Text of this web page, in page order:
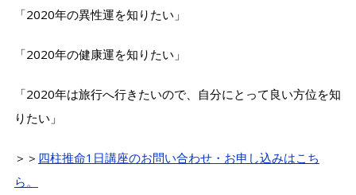
「2020年の異性運を知りたい」
「2020年の健康運を知りたい」
「2020年は旅行へ行きたいので、自分にとって良い方位を知
りたい」
＞＞ 四柱推命1日講座のお問い合わせ・お申し込みはこち
ら。